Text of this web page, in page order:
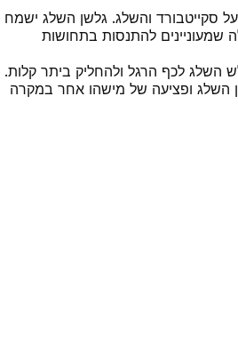
סקייטבורד והשלג. גלשן השלג ישמח
מגיל 6 ומעלה שמעוניינים להתנסות בתחושות
השלג לכף הרגל ולהחליק ביתר קלות.
השלג ופציעה של מישהו אחר במקרה